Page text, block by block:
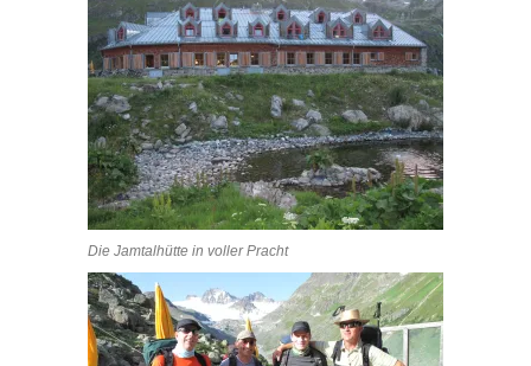
Die Jamtalhütte in voller Pracht